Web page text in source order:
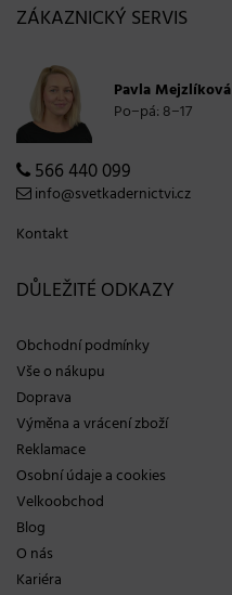
ZÁKAZNICKÝ SERVIS
Pavla Mejzlíková
Po−pá: 8−17
566 440 099
info@svetkadernictvi.cz
Kontakt
DŮLEŽITÉ ODKAZY
Obchodní podmínky
Vše o nákupu
Doprava
Výměna a vrácení zboží
Reklamace
Osobní údaje a cookies
Velkoobchod
Blog
O nás
Kariéra